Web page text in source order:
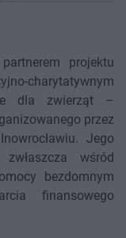
projektu
charytatywnym
dla zwierząt –
przez
Jego
wśród
bezdomnym
finansowego